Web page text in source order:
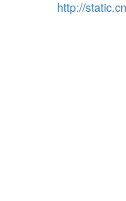
http://